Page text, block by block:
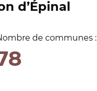
d’Épinal
de communes :